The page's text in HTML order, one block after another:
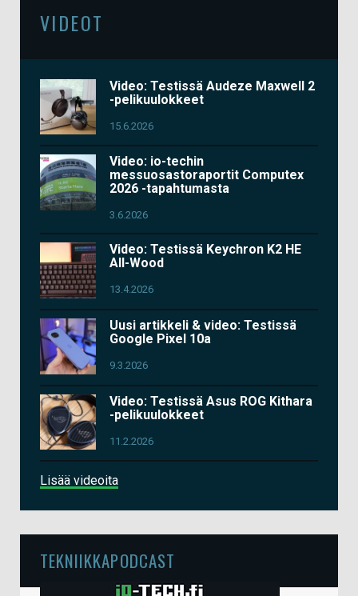
VIDEOT
Video: Testissä Audeze Maxwell 2
-pelikuulokkeet
15.6.2026
Video: io-techin
messuosastoraportit Computex
2026 -tapahtumasta
3.6.2026
Video: Testissä Keychron K2 HE
All-Wood
13.4.2026
Uusi artikkeli & video: Testissä
Google Pixel 10a
9.3.2026
Video: Testissä Asus ROG Kithara
-pelikuulokkeet
11.2.2026
Lisää videoita
TEKNIIKKAPODCAST